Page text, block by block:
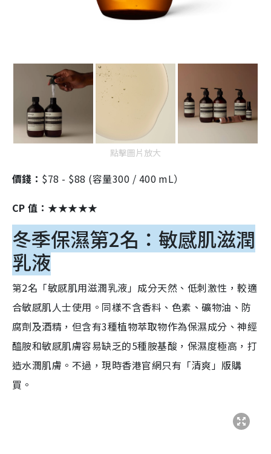
點擊圖片放大
價錢： $78 - $88 (容量300 / 400 mL）
CP 值：★★★★★
冬季保濕第2名：敏感肌滋潤
乳液
第2名「敏感肌用滋潤乳液」成分天然、低刺激性，較適
合敏感肌人士使用。同樣不含香料、色素、礦物油、防
腐劑及酒精，但含有3種植物萃取物作為保濕成分、神經
醯胺和敏感肌膚容易缺乏的5種胺基酸，保濕度極高，打
造水潤肌膚。不過，現時香港官網只有「清爽」版購
買。